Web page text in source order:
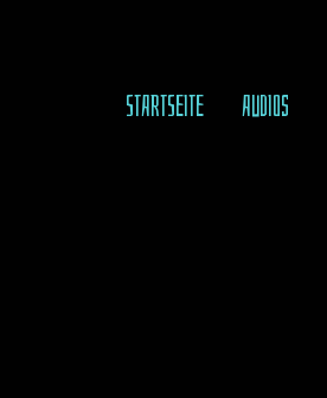
STARTSEITE AUDIOS